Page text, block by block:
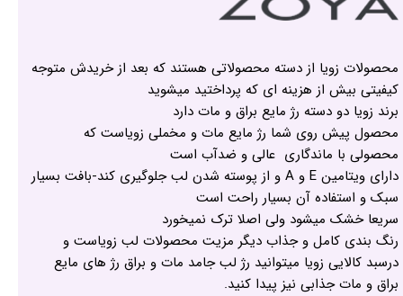
محصولات زویا از دسته محصولاتی هستند که بعد از خریدش متوجه
کیفیتی بیش از هزینه ای که پرداختید میشوید
برند زویا دو دسته رژ مایع براق و مات دارد
محصول پیش روی شما رژ مایع مات و مخملی زویاست که
محصولی با ماندگاری عالی و ضدآب است
دارای ویتامین E و A و از پوسته شدن لب جلوگیری کند-بافت بسیار
سبک و استفاده آن بسیار راحت است
سریعا خشک میشود ولی اصلا ترک نمیخورد
رنگ بندی کامل و جذاب دیگر مزیت محصولات لب زویاست و
درسبد کالایی زویا میتوانید رژ لب جامد مات و براق رژ های مایع
براق و مات جذابی نیز پیدا کنید.